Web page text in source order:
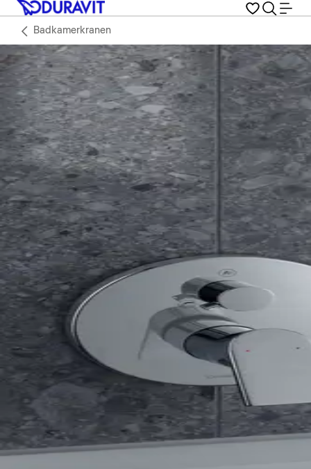
Badkamerkranen